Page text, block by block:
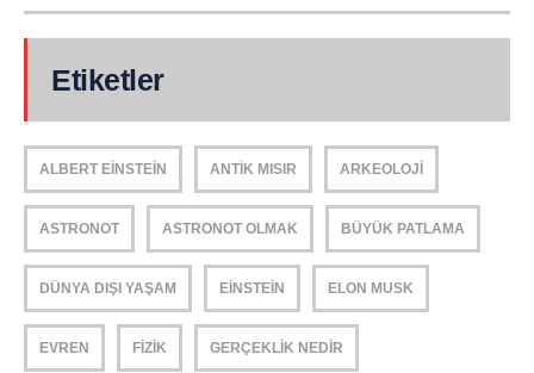
Etiketler
ALBERT EINSTEIN ANTIK MISIR ARKEOLOJI
ASTRONOT ASTRONOT OLMAK BÜYÜK PATLAMA
DÜNYA DIŞI YAŞAM EINSTEIN ELON MUSK
EVREN FIZIK GERÇEKLIK NEDIR